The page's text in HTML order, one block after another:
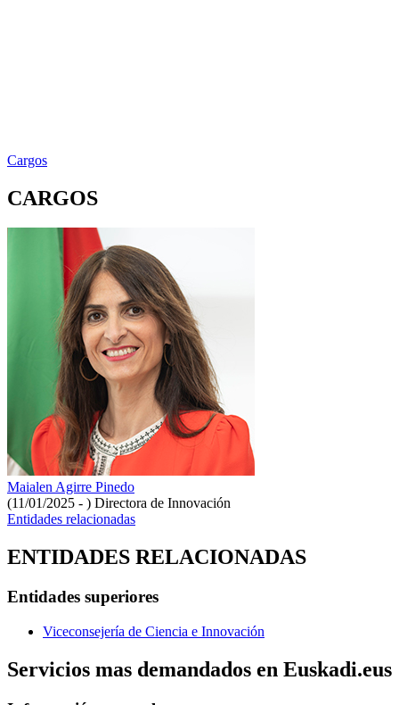
Cargos
CARGOS
Maialen Agirre Pinedo
(11/01/2025 - ) Directora de Innovación
Entidades relacionadas
ENTIDADES RELACIONADAS
Entidades superiores
Viceconsejería de Ciencia e Innovación
Servicios mas demandados en Euskadi.eus